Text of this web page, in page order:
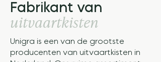
Fabrikant van
uitvaartkisten
Unigra is een van de grootste
producenten van uitvaartkisten in